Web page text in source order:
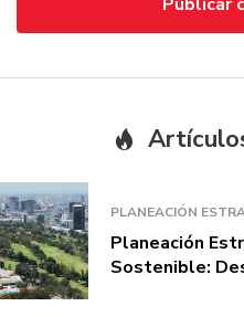
PLANEACIÓN
Planeación
Sostenible: